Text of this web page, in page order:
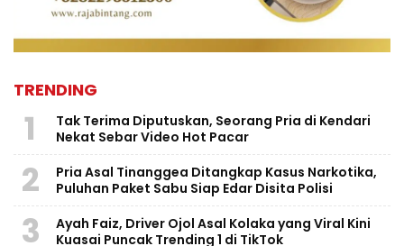
TRENDING
1
Tak Terima Diputuskan, Seorang Pria di Kendari
Nekat Sebar Video Hot Pacar
2
Pria Asal Tinanggea Ditangkap Kasus Narkotika,
Puluhan Paket Sabu Siap Edar Disita Polisi
3
Ayah Faiz, Driver Ojol Asal Kolaka yang Viral Kini
Kuasai Puncak Trending 1 di TikTok